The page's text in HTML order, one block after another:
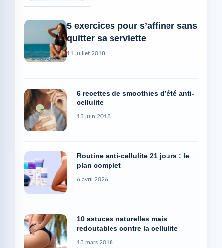
5 exercices pour s’affiner sans
quitter sa serviette
11 juillet 2018
6 recettes de smoothies d’été anti-
cellulite
13 juin 2018
Routine anti-cellulite 21 jours : le
plan complet
6 avril 2026
10 astuces naturelles mais
redoutables contre la cellulite
13 mars 2018